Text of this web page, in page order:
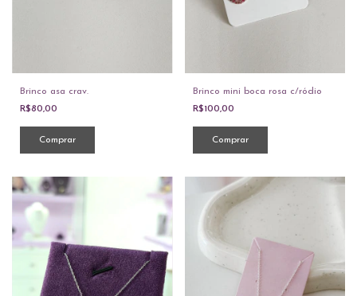
Brinco asa crav.
R$80,00
Brinco mini boca rosa c/ródio
R$100,00